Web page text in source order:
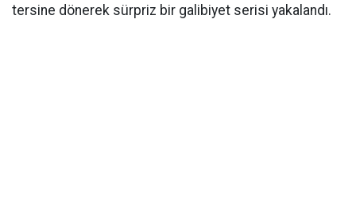
tersine dönerek sürpriz bir galibiyet serisi yakalandı.